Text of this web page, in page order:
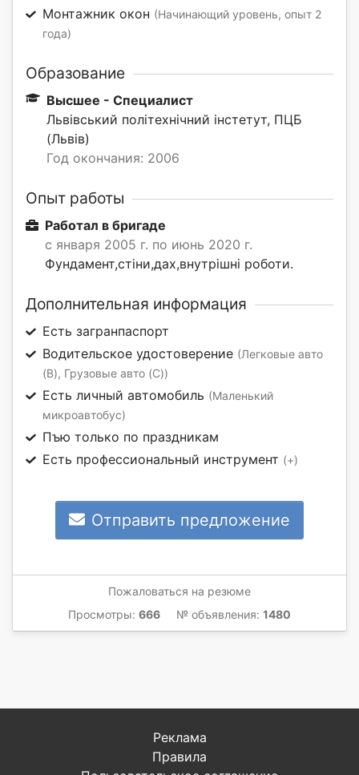
Монтажник окон (Начинающий уровень, опыт 2
года)
Образование
Высшее - Специалист
Львівський політехнічний інстетут, ПЦБ
(Львів)
Год окончания: 2006
Опыт работы
Работал в бригаде
с января 2005 г. по июнь 2020 г.
Фундамент,стіни,дах,внутрішні роботи.
Дополнительная информация
Есть загранпаспорт
Водительское удостоверение (Легковые авто
(B), Грузовые авто (C))
Есть личный автомобиль (Маленький
микроавтобус)
Пъю только по праздникам
Есть профессиональный инструмент (+)
Отправить предложение
Пожаловаться на резюме
Просмотры: 666 № объявления: 1480
Реклама
Правила